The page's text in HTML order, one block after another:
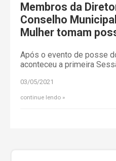
Membros da
Conselho
Mulher tomam
Após o evento de posse
aconteceu a primeira
03/05/2021
continue lendo